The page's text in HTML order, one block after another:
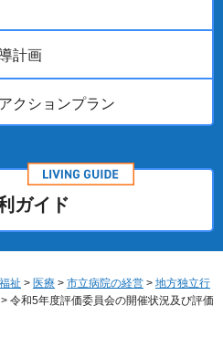
計画
クションプラン
ガイド
祉 > 医療 > 市立病院の経営 > 地方独立行
> 令和5年度評価委員会の開催状況及び評価